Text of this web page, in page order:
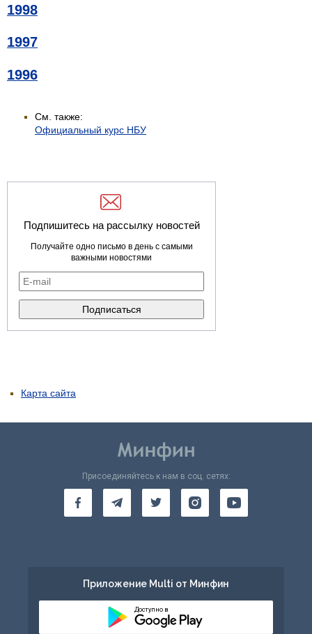
1998
1997
1996
См. также:
Официальный курс НБУ
Подпишитесь на рассылку новостей
Получайте одно письмо в день с самыми
важными новостями
Карта сайта
Присоединяйтесь к нам в соц. сетях:
Приложение Multi от Минфин
Доступно в